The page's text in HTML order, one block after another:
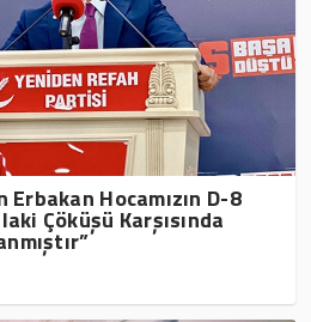
Erbakan Hocamızın D-8
Çöküşü Karşısında